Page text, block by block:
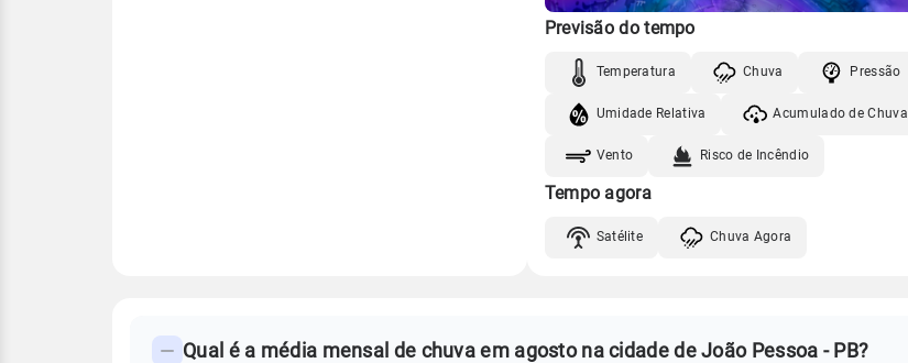
Previsão do tempo
Temperatura Chuva Pressão
Umidade Relativa Acumulado de Chuva
Vento Risco de Incêndio
Tempo agora
Satélite Chuva Agora
Qual é a média mensal de chuva em agosto na cidade de João Pessoa - PB?